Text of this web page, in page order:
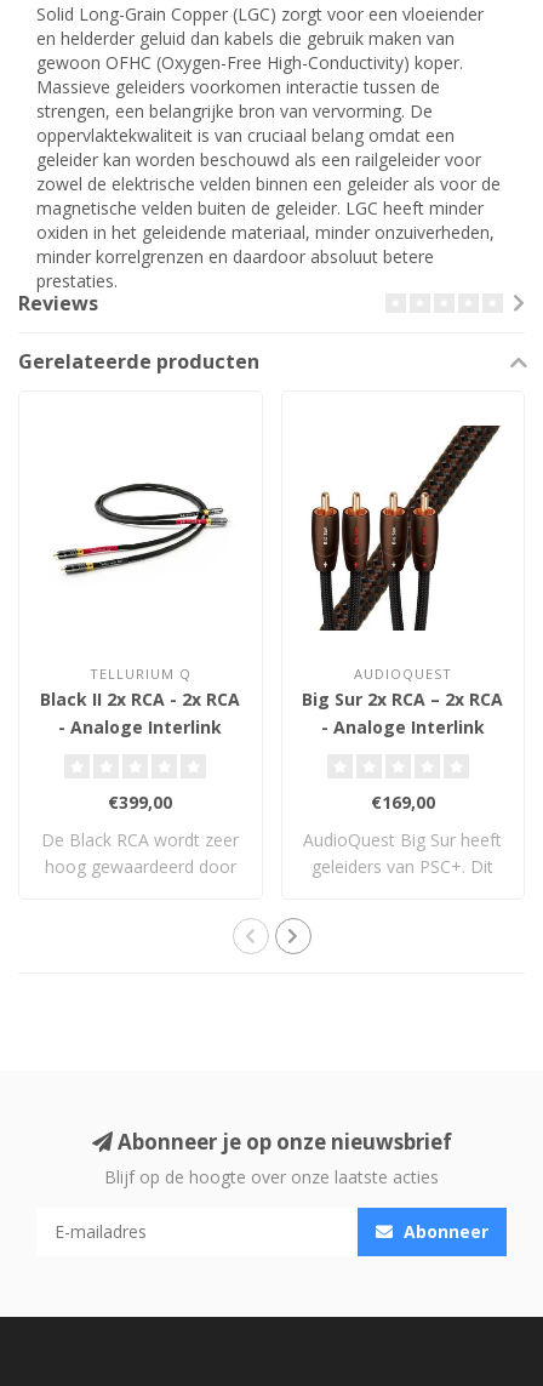
Solid Long-Grain Copper (LGC) zorgt voor een vloeiender
en helderder geluid dan kabels die gebruik maken van
gewoon OFHC (Oxygen-Free High-Conductivity) koper.
Massieve geleiders voorkomen interactie tussen de
strengen, een belangrijke bron van vervorming. De
oppervlaktekwaliteit is van cruciaal belang omdat een
geleider kan worden beschouwd als een railgeleider voor
zowel de elektrische velden binnen een geleider als voor de
magnetische velden buiten de geleider. LGC heeft minder
oxiden in het geleidende materiaal, minder onzuiverheden,
minder korrelgrenzen en daardoor absoluut betere
prestaties.
Reviews
Gerelateerde producten
TELLURIUM Q
Black II 2x RCA - 2x RCA
- Analoge Interlink
€399,00
De Black RCA wordt zeer
hoog gewaardeerd door
AUDIOQUEST
Big Sur 2x RCA – 2x RCA
- Analoge Interlink
€169,00
AudioQuest Big Sur heeft
geleiders van PSC+. Dit
Abonneer je op onze nieuwsbrief
Blijf op de hoogte over onze laatste acties
Abonneer